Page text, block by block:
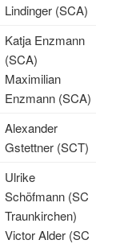
Lindinger (SCA)
Katja Enzmann
(SCA)
Maximilian
Enzmann (SCA)
Alexander
Gstettner (SCT)
Ulrike
Schöfmann (SC
Traunkirchen)
Victor Alder (SC